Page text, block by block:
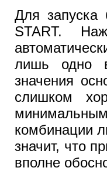
Для запуска
START.
лишь одно
значения
слишком
комбинации
значит, что
вполне